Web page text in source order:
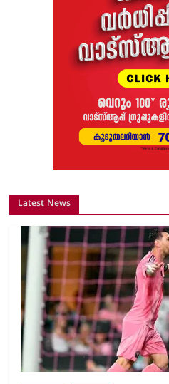
Latest News